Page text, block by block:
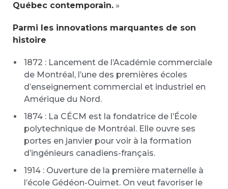
Québec contemporain. »
Parmi les innovations marquantes de son
histoire
1872 : Lancement de l’Académie commerciale
de Montréal, l’une des premières écoles
d’enseignement commercial et industriel en
Amérique du Nord.
1874 : La CÉCM est la fondatrice de l’École
polytechnique de Montréal. Elle ouvre ses
portes en janvier pour voir à la formation
d’ingénieurs canadiens-français.
1914 : Ouverture de la première maternelle à
l’école Gédéon-Ouimet. On veut favoriser le